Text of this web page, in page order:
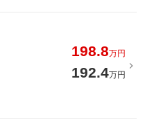
198.8万円
192.4万円